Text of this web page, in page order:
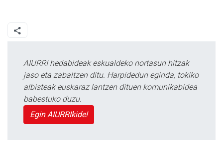
AIURRI hedabideak eskualdeko nortasun hitzak
jaso eta zabaltzen ditu. Harpidedun eginda, tokiko
albisteak euskaraz lantzen dituen komunikabidea
babestuko duzu.
Egin AIURRIkide!